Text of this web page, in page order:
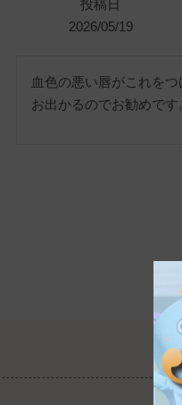
投稿日
2026/05/19
血色の悪い唇がこれを
お出かるのでお勧めです